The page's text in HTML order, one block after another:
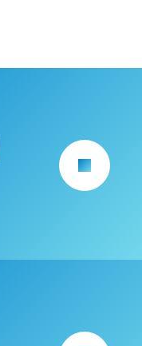
arrow_forward